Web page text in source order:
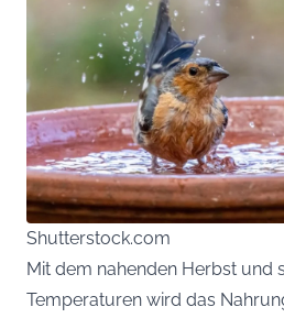
Shutterstock.com
Mit dem nahenden Herbst und
Temperaturen wird das